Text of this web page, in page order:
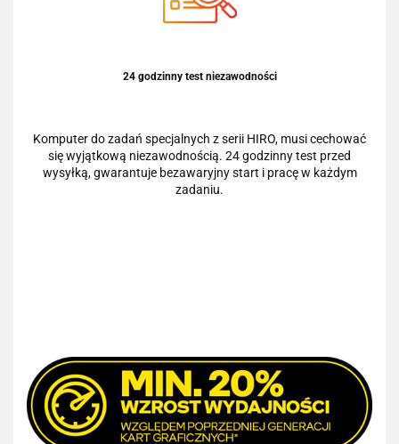
24 godzinny test niezawodności
Komputer do zadań specjalnych z serii HIRO, musi cechować
się wyjątkową niezawodnością. 24 godzinny test przed
wysyłką, gwarantuje bezawaryjny start i pracę w każdym
zadaniu.